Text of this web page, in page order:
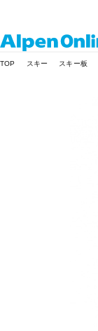
Online
TOP スキー スキー板